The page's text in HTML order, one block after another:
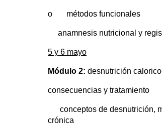
o métodos funcionales
anamnesis nutricional y
5 y 6 mayo
Módulo 2: desnutrición
consecuencias y tratamiento
conceptos de desnutrición,
crónica